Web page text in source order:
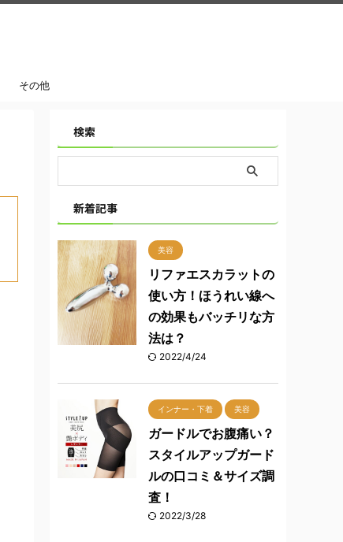
その他
検索
新着記事
美容
リファエスカラットの
使い方！ほうれい線へ
の効果もバッチリな方
法は？
2022/4/24
インナー・下着 美容
ガードルでお腹痛い？
スタイルアップガード
ルの口コミ＆サイズ調
査！
2022/3/28